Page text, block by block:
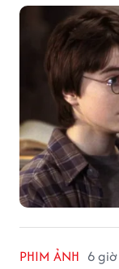
PHIM ẢNH 6